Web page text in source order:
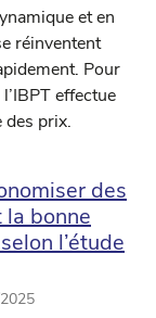
et en
réinventent
Pour
effectue
des prix.
des
la bonne
l’étude